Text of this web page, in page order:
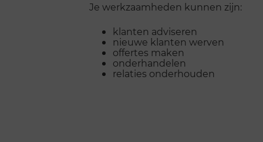
Je werkzaamheden kunnen zijn:
klanten adviseren
nieuwe klanten werven
offertes maken
onderhandelen
relaties onderhouden